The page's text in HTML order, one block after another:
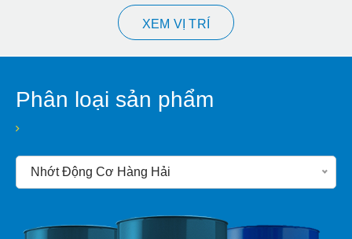
XEM VỊ TRÍ
Phân loại sản phẩm
Nhớt Động Cơ Hàng Hải